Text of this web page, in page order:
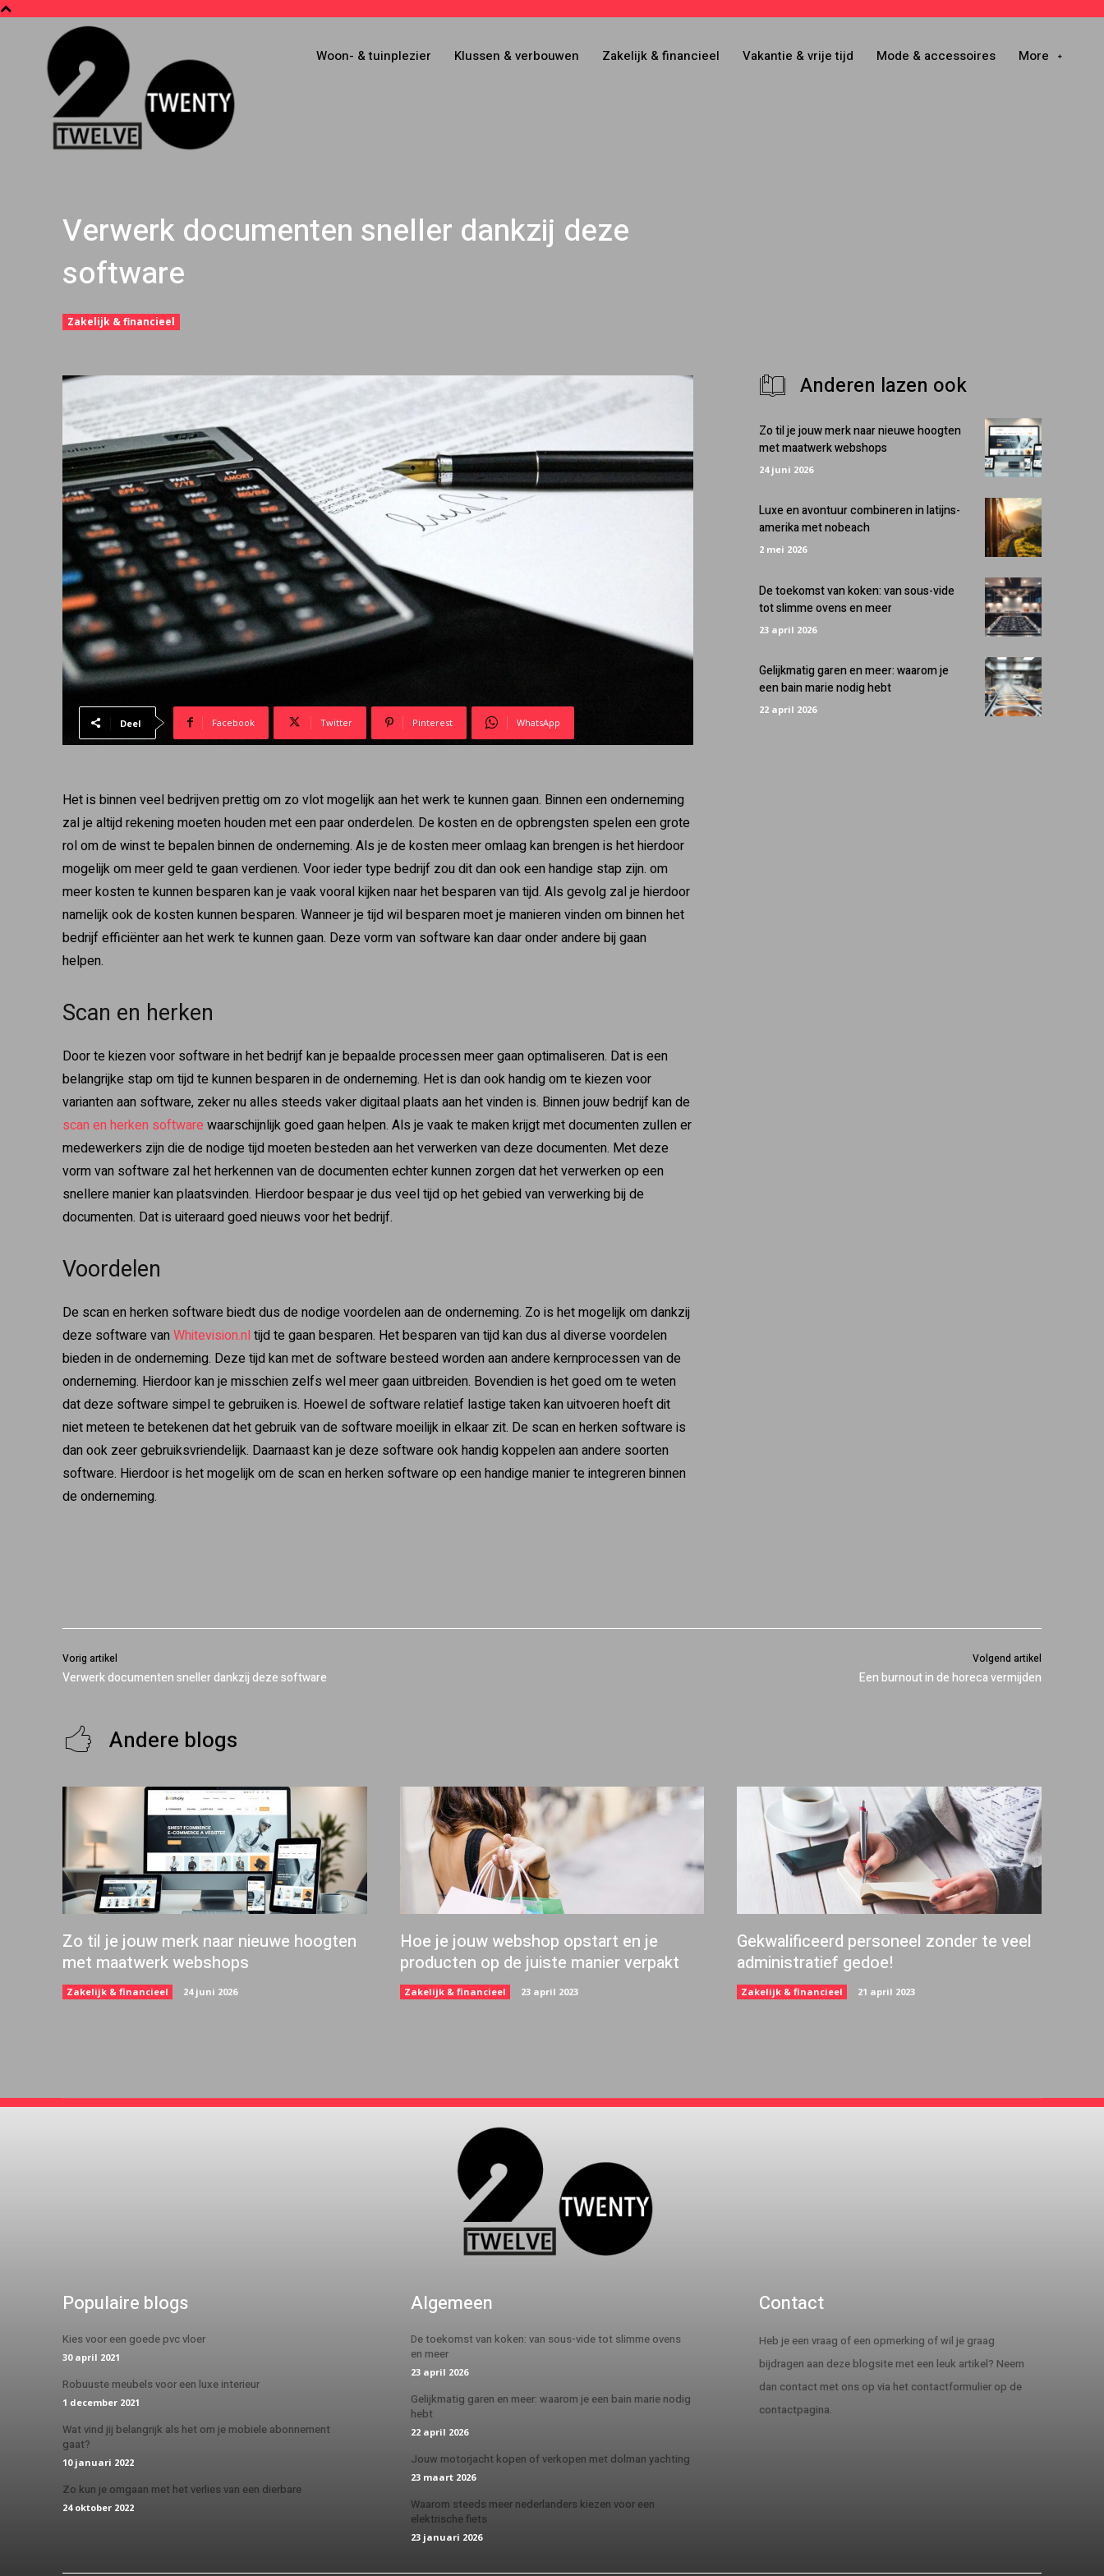
Woon- & tuinplezier Klussen & verbouwen Zakelijk & financieel Vakantie & vrije tijd Mode & accessoires More
Verwerk documenten sneller dankzij deze
software
Zakelijk & financieel
Deel Facebook Twitter Pinterest WhatsApp
Het is binnen veel bedrijven prettig om zo vlot mogelijk aan het werk te kunnen gaan. Binnen een onderneming
zal je altijd rekening moeten houden met een paar onderdelen. De kosten en de opbrengsten spelen een grote
rol om de winst te bepalen binnen de onderneming. Als je de kosten meer omlaag kan brengen is het hierdoor
mogelijk om meer geld te gaan verdienen. Voor ieder type bedrijf zou dit dan ook een handige stap zijn. om
meer kosten te kunnen besparen kan je vaak vooral kijken naar het besparen van tijd. Als gevolg zal je hierdoor
namelijk ook de kosten kunnen besparen. Wanneer je tijd wil besparen moet je manieren vinden om binnen het
bedrijf efficiënter aan het werk te kunnen gaan. Deze vorm van software kan daar onder andere bij gaan
helpen.
Scan en herken
Door te kiezen voor software in het bedrijf kan je bepaalde processen meer gaan optimaliseren. Dat is een
belangrijke stap om tijd te kunnen besparen in de onderneming. Het is dan ook handig om te kiezen voor
varianten aan software, zeker nu alles steeds vaker digitaal plaats aan het vinden is. Binnen jouw bedrijf kan de
scan en herken software waarschijnlijk goed gaan helpen. Als je vaak te maken krijgt met documenten zullen er
medewerkers zijn die de nodige tijd moeten besteden aan het verwerken van deze documenten. Met deze
vorm van software zal het herkennen van de documenten echter kunnen zorgen dat het verwerken op een
snellere manier kan plaatsvinden. Hierdoor bespaar je dus veel tijd op het gebied van verwerking bij de
documenten. Dat is uiteraard goed nieuws voor het bedrijf.
Voordelen
De scan en herken software biedt dus de nodige voordelen aan de onderneming. Zo is het mogelijk om dankzij
deze software vanWhitevision.nl tijd te gaan besparen. Het besparen van tijd kan dus al diverse voordelen
bieden in de onderneming. Deze tijd kan met de software besteed worden aan andere kernprocessen van de
onderneming. Hierdoor kan je misschien zelfs wel meer gaan uitbreiden. Bovendien is het goed om te weten
dat deze software simpel te gebruiken is. Hoewel de software relatief lastige taken kan uitvoeren hoeft dit
niet meteen te betekenen dat het gebruik van de software moeilijk in elkaar zit. De scan en herken software is
dan ook zeer gebruiksvriendelijk. Daarnaast kan je deze software ook handig koppelen aan andere soorten
software. Hierdoor is het mogelijk om de scan en herken software op een handige manier te integreren binnen
de onderneming.
Anderen lazen ook
Zo til je jouw merk naar nieuwe hoogten
met maatwerk webshops
24 juni 2026
Luxe en avontuur combineren in latijns-
amerika met nobeach
2 mei 2026
De toekomst van koken: van sous-vide
tot slimme ovens en meer
23 april 2026
Gelijkmatig garen en meer: waarom je
een bain marie nodig hebt
22 april 2026
Vorig artikel
Verwerk documenten sneller dankzij deze software
Volgend artikel
Een burnout in de horeca vermijden
Andere blogs
Zo til je jouw merk naar nieuwe hoogten
met maatwerk webshops
Zakelijk & financieel 24 juni 2026
Hoe je jouw webshop opstart en je
producten op de juiste manier verpakt
Zakelijk & financieel 23 april 2023
Gekwalificeerd personeel zonder te veel
administratief gedoe!
Zakelijk & financieel 21 april 2023
Populaire blogs
Kies voor een goede pvc vloer
30 april 2021
Robuuste meubels voor een luxe interieur
1 december 2021
Wat vind jij belangrijk als het om je mobiele abonnement
gaat?
10 januari 2022
Zo kun je omgaan met het verlies van een dierbare
24 oktober 2022
Algemeen
De toekomst van koken: van sous-vide tot slimme ovens
en meer
23 april 2026
Gelijkmatig garen en meer: waarom je een bain marie nodig
hebt
22 april 2026
Jouw motorjacht kopen of verkopen met dolman yachting
23 maart 2026
Waarom steeds meer nederlanders kiezen voor een
elektrische fiets
23 januari 2026
Contact
Heb je een vraag of een opmerking of wil je graag
bijdragen aan deze blogsite met een leuk artikel? Neem
dan contact met ons op via het contactformulier op de
contactpagina.